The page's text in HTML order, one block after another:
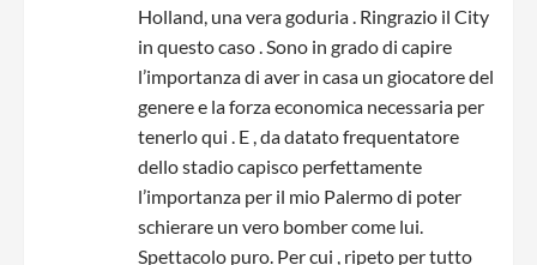
Holland, una vera goduria . Ringrazio il City
in questo caso . Sono in grado di capire
l’importanza di aver in casa un giocatore del
genere e la forza economica necessaria per
tenerlo qui . E , da datato frequentatore
dello stadio capisco perfettamente
l’importanza per il mio Palermo di poter
schierare un vero bomber come lui.
Spettacolo puro. Per cui , ripeto per tutto